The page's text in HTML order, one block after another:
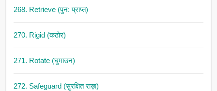
268. Retrieve (पुन: प्राप्त)
270. Rigid (कठोर)
271. Rotate (घुमाउन)
272. Safeguard (सुरक्षित राख्न)